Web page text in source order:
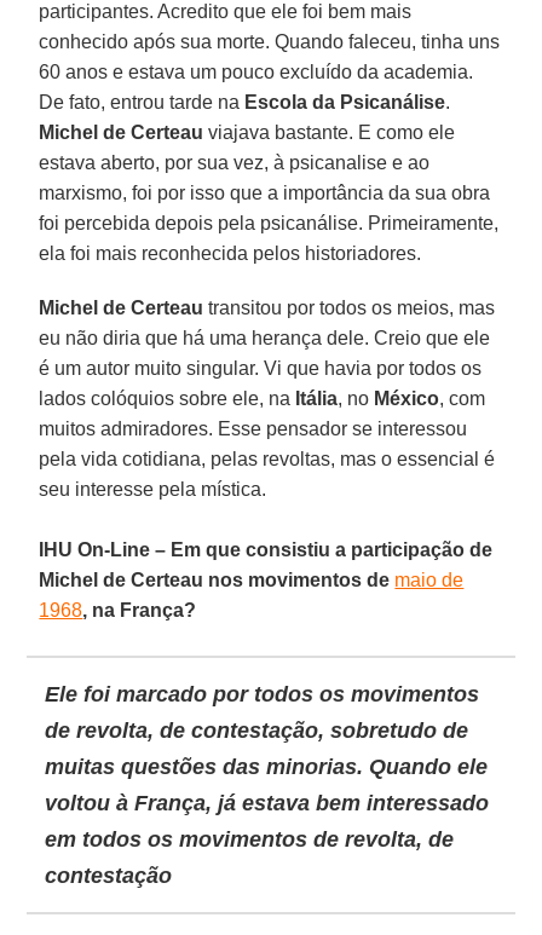
participantes. Acredito que ele foi bem mais
conhecido após sua morte. Quando faleceu, tinha uns
60 anos e estava um pouco excluído da academia.
De fato, entrou tarde na Escola da Psicanálise.
Michel de Certeau viajava bastante. E como ele
estava aberto, por sua vez, à psicanalise e ao
marxismo, foi por isso que a importância da sua obra
foi percebida depois pela psicanálise. Primeiramente,
ela foi mais reconhecida pelos historiadores.
Michel de Certeau transitou por todos os meios, mas
eu não diria que há uma herança dele. Creio que ele
é um autor muito singular. Vi que havia por todos os
lados colóquios sobre ele, na Itália, no México, com
muitos admiradores. Esse pensador se interessou
pela vida cotidiana, pelas revoltas, mas o essencial é
seu interesse pela mística.
IHU On-Line – Em que consistiu a participação de
Michel de Certeau nos movimentos de maio de
1968, na França?
Ele foi marcado por todos os movimentos
de revolta, de contestação, sobretudo de
muitas questões das minorias. Quando ele
voltou à França, já estava bem interessado
em todos os movimentos de revolta, de
contestação